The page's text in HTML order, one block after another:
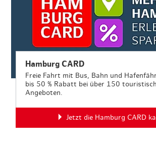
Hamburg CARD
Freie Fahrt mit Bus, Bahn und
bis 50 % Rabatt bei über 150
Angeboten.
Jetzt die Hamburg CARD